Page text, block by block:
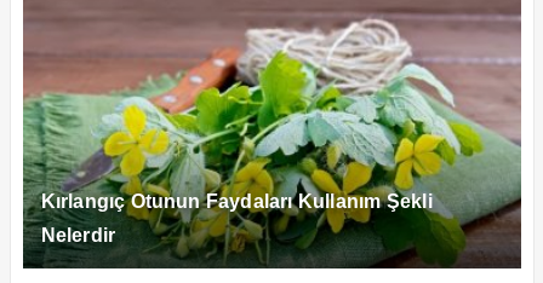
Kırlangıç Otunun Faydaları Kullanım Şekli
Nelerdir